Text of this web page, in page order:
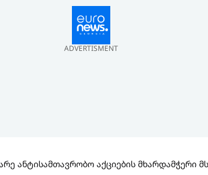
ADVERTISMENT
ანტისამთავრობო აქციების მხარდამჭერი